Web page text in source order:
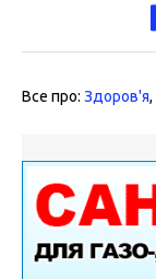
Все про: Здоров'я,